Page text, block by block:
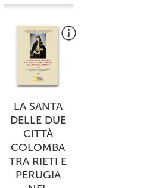
LA SANTA
DELLE DUE
CITTÀ
COLOMBA
TRA RIETI E
PERUGIA